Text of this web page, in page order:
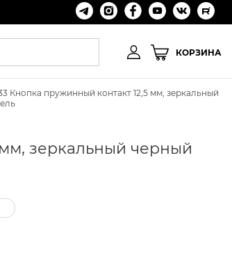
КОРЗИНА
Кнопка пружинный контакт 12,5 мм, зеркальный
зеркальный черный